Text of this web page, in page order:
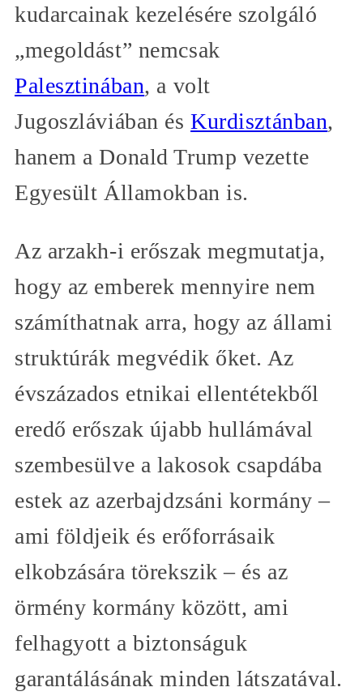
kudarcainak kezelésére szolgáló
„megoldást” nemcsak
Palesztinában, a volt
Jugoszláviában ésKurdisztánban,
hanem a Donald Trump vezette
Egyesült Államokban is.
Az arzakh-i erőszak megmutatja,
hogy az emberek mennyire nem
számíthatnak arra, hogy az állami
struktúrák megvédik őket. Az
évszázados etnikai ellentétekből
eredő erőszak újabb hullámával
szembesülve a lakosok csapdába
estek az azerbajdzsáni kormány –
ami földjeik és erőforrásaik
elkobzására törekszik – és az
örmény kormány között, ami
felhagyott a biztonságuk
garantálásának minden látszatával.